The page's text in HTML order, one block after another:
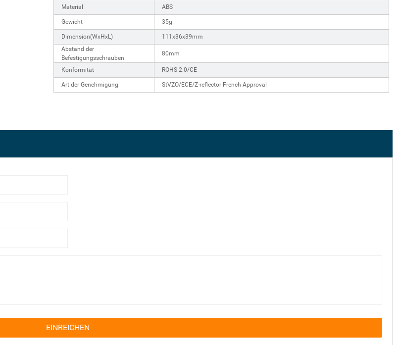
Material ABS
Gewicht 35g
Dimension(WxHxL)
111x36x39mm
Abstand der
Befestigungsschrauben
80mm
Konformität ROHS 2.0/CE
Art der Genehmigung StVZO/ECE/Z-reflector French Approval